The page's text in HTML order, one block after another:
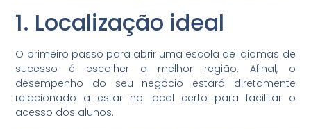
1. Localização ideal
O primeiro passo para abrir uma escola de idiomas de
sucesso é escolher a melhor região. Afinal, o
desempenho do seu negócio estará diretamente
relacionado a estar no local certo para facilitar o
acesso dos alunos.